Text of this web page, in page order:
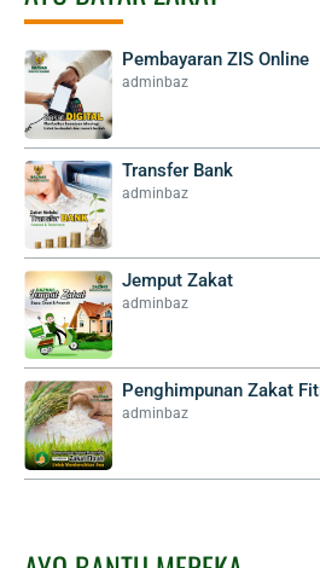
Pembayaran ZIS Online
adminbaz
Transfer Bank
adminbaz
Jemput Zakat
adminbaz
Penghimpunan Zakat
adminbaz